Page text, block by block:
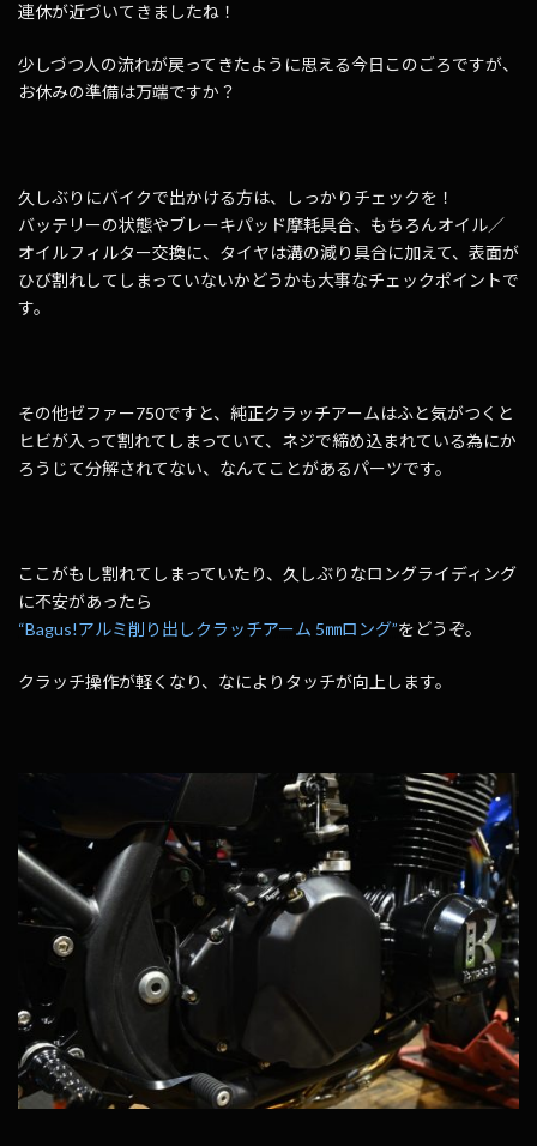
連休が近づいてきましたね！
少しづつ人の流れが戻ってきたように思える今日このごろですが、
お休みの準備は万端ですか？
久しぶりにバイクで出かける方は、しっかりチェックを！
バッテリーの状態やブレーキパッド摩耗具合、もちろんオイル／
オイルフィルター交換に、タイヤは溝の減り具合に加えて、表面が
ひび割れしてしまっていないかどうかも大事なチェックポイントで
す。
その他ゼファー750ですと、純正クラッチアームはふと気がつくと
ヒビが入って割れてしまっていて、ネジで締め込まれている為にか
ろうじて分解されてない、なんてことがあるパーツです。
ここがもし割れてしまっていたり、久しぶりなロングライディング
に不安があったら
“Bagus!アルミ削り出しクラッチアーム 5㎜ロング”をどうぞ。
クラッチ操作が軽くなり、なによりタッチが向上します。